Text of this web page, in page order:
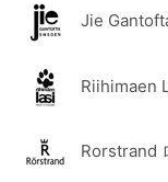
Jie
Riihimaen
Rorstrand